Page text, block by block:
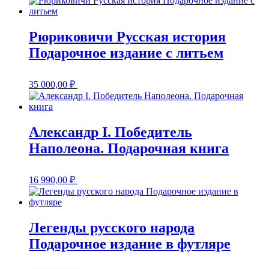
Рюриковичи Русская история
Подарочное издание с литьем
35 000,00 ₽
Александр I. Победитель
Наполеона. Подарочная книга
16 990,00 ₽
Легенды русского народа
Подарочное издание в футляре